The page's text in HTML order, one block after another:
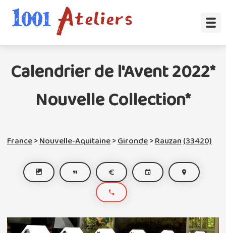
Calendrier de l'Avent 2022*
Nouvelle Collection*
France>Nouvelle-Aquitaine>Gironde>Rauzan(33420)